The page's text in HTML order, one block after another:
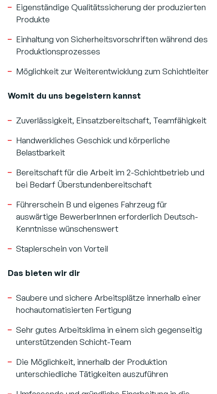
Eigenständige Qualitätssicherung der produzierten
Produkte
Einhaltung von Sicherheitsvorschriften während des
Produktionsprozesses
Möglichkeit zur Weiterentwicklung zum Schichtleiter
Womit du uns begeistern kannst
Zuverlässigkeit, Einsatzbereitschaft, Teamfähigkeit
Handwerkliches Geschick und körperliche
Belastbarkeit
Bereitschaft für die Arbeit im 2-Schichtbetrieb und
bei Bedarf Überstundenbereitschaft
Führerschein B und eigenes Fahrzeug für
auswärtige BewerberInnen erforderlich Deutsch-
Kenntnisse wünschenswert
Staplerschein von Vorteil
Das bieten wir dir
Saubere und sichere Arbeitsplätze innerhalb einer
hochautomatisierten Fertigung
Sehr gutes Arbeitsklima in einem sich gegenseitig
unterstützenden Schicht-Team
Die Möglichkeit, innerhalb der Produktion
unterschiedliche Tätigkeiten auszuführen